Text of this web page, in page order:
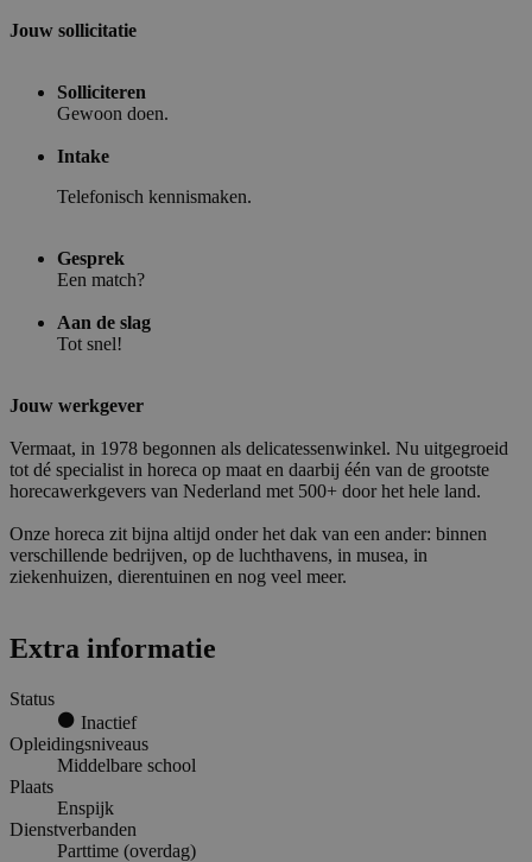
Jouw sollicitatie
Solliciteren
Gewoon doen.
Intake
Telefonisch kennismaken.
Gesprek
Een match?
Aan de slag
Tot snel!
Jouw werkgever
Vermaat, in 1978 begonnen als delicatessenwinkel. Nu uitgegroeid
tot dé specialist in horeca op maat en daarbij één van de grootste
horecawerkgevers van Nederland met 500+ door het hele land.
Onze horeca zit bijna altijd onder het dak van een ander: binnen
verschillende bedrijven, op de luchthavens, in musea, in
ziekenhuizen, dierentuinen en nog veel meer.
Extra informatie
Status
Inactief
Opleidingsniveaus
Middelbare school
Plaats
Enspijk
Dienstverbanden
Parttime (overdag)